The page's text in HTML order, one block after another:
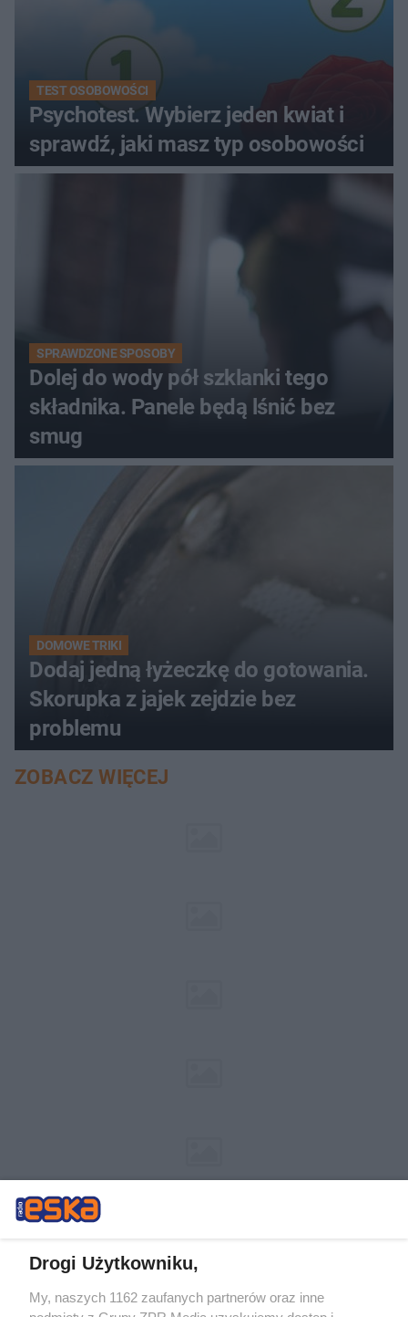
TEST OSOBOWOŚCI
Psychotest. Wybierz jeden kwiat i
sprawdź, jaki masz typ osobowości
SPRAWDZONE SPOSOBY
Dolej do wody pół szklanki tego
składnika. Panele będą lśnić bez
smug
DOMOWE TRIKI
Dodaj jedną łyżeczkę do gotowania.
Skorupka z jajek zejdzie bez
problemu
ZOBACZ WIĘCEJ
Żaden utwór zamieszczony w serwisie nie może być powielany i
Drogi Użytkowniku,
My, naszych 1162 zaufanych partnerów oraz inne